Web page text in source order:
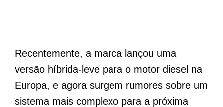
Recentemente, a marca lançou uma
versão híbrida-leve para o motor diesel na
Europa, e agora surgem rumores sobre um
sistema mais complexo para a próxima